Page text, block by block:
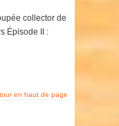
collector de
Épisode II :
en haut de page